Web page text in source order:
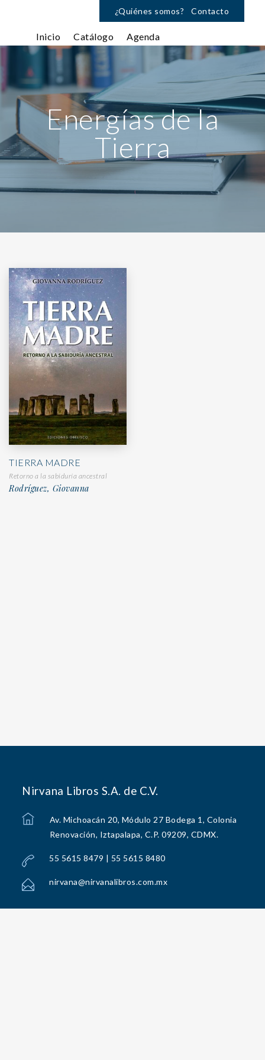
¿Quiénes somos? Contacto
Inicio Catálogo Agenda
Energías de la
Tierra
TIERRA MADRE
Retorno a la sabiduría ancestral
Rodríguez, Giovanna
Nirvana Libros S.A. de C.V.
Av. Michoacán 20, Módulo 27 Bodega 1, Colonia
Renovación, Iztapalapa, C.P. 09209, CDMX.
55 5615 8479 | 55 5615 8480
nirvana@nirvanalibros.com.mx